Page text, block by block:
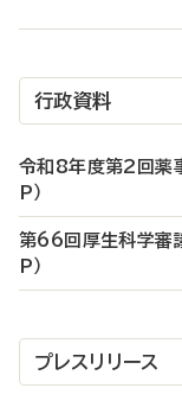
行政資料
令和8年度第2回薬
P）
第66回厚生科学審
P）
プレスリリース